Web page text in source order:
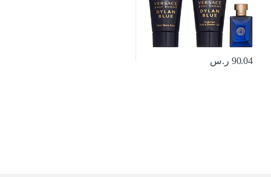
90.04 ر.س